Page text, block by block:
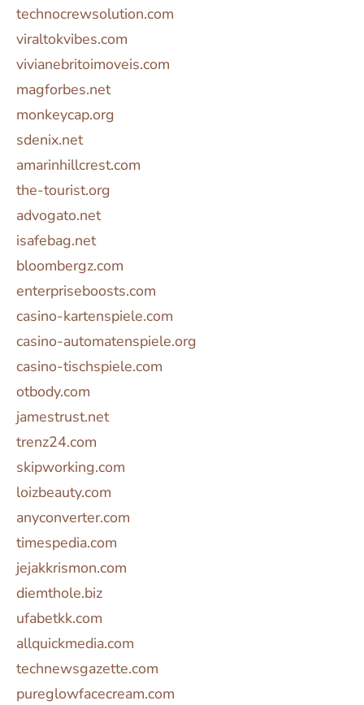
technocrewsolution.com
viraltokvibes.com
vivianebritoimoveis.com
magforbes.net
monkeycap.org
sdenix.net
amarinhillcrest.com
the-tourist.org
advogato.net
isafebag.net
bloombergz.com
enterpriseboosts.com
casino-kartenspiele.com
casino-automatenspiele.org
casino-tischspiele.com
otbody.com
jamestrust.net
trenz24.com
skipworking.com
loizbeauty.com
anyconverter.com
timespedia.com
jejakkrismon.com
diemthole.biz
ufabetkk.com
allquickmedia.com
technewsgazette.com
pureglowfacecream.com